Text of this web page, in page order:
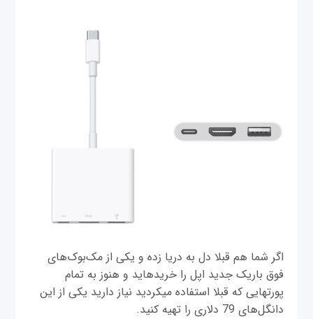
اگر شما هم قبلا دل به دریا زده و یکی از مک‌بوک‌های
فوق باریک جدید اپل را خریده‎اید و هنوز به تمام
پورت‎هایی که قبلا استفاده می‎کردید نیاز دارید یکی از این
دانگل‌های 79 دلاری را تهیه کنید.